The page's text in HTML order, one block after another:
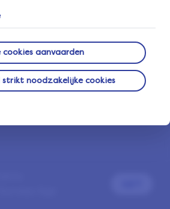
cookies aanvaarden
noodzakelijke cookies
LifePoints?